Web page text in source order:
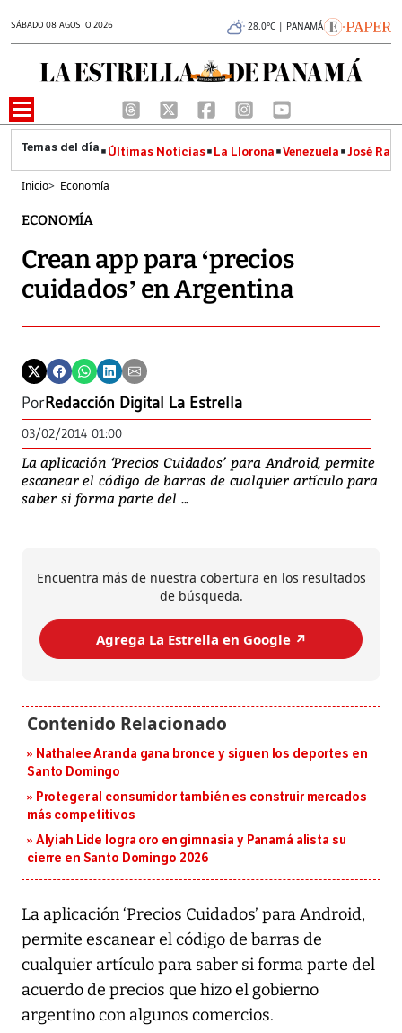
SÁBADO 08 AGOSTO 2026 28.0°C | PANAMÁ
Últimas Noticias La Llorona Venezuela José
Inicio> Economía
ECONOMÍA
Crean app para ‘precios
cuidados’ en Argentina
PorRedacción Digital La Estrella
03/02/2014 01:00
La aplicación ‘Precios Cuidados’ para Android, permite
escanear el código de barras de cualquier artículo para
saber si forma parte del ...
Encuentra más de nuestra cobertura en los resultados
de búsqueda.
Agrega La Estrella en Google ↗️
Nathalee Aranda gana bronce y siguen los deportes en
Santo Domingo
Proteger al consumidor también es construir mercados
más competitivos
Alyiah Lide logra oro en gimnasia y Panamá alista su
cierre en Santo Domingo 2026
La aplicación ‘Precios Cuidados’ para Android,
permite escanear el código de barras de
cualquier artículo para saber si forma parte del
acuerdo de precios que hizo el gobierno
argentino con algunos comercios.